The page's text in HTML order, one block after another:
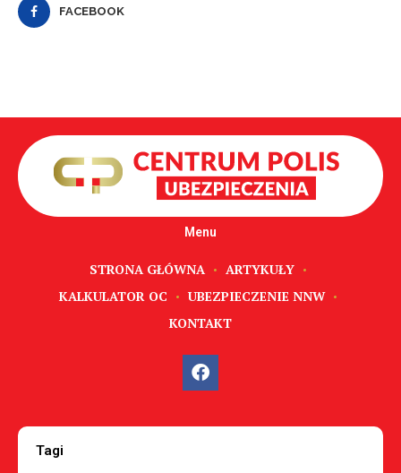
FACEBOOK
Menu
STRONA GŁÓWNA
ARTYKUŁY
KALKULATOR OC
UBEZPIECZENIE NNW
KONTAKT
Tagi